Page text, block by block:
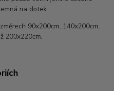
na dotek
90x200cm, 140x200cm,
200x220cm.